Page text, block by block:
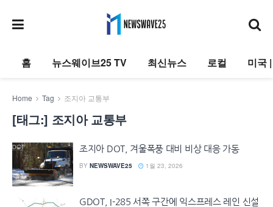
홈 뉴스웨이브25 TV 최신뉴스 로컬 미국
Home Tag 조지아 교통부
[태그:] 조지아 교통부
조지아 DOT, 겨울폭풍 대비 비상 대응 가동
BY NEWSWAVE25 1월 23, 2026
GDOT, I-285 서쪽 구간에 익스프레스 레인 신설